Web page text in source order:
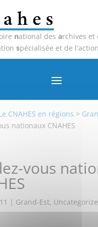
national des archives et
spécialisée et de
CNAHES en régions >
nationaux CNAHES
vous
| Grand-Est,